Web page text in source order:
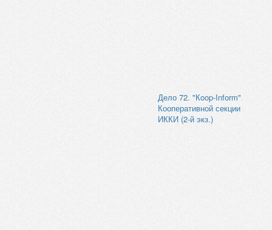
Дело 72. "Кoop-Inform"
Кооперативной секции
ИККИ (2-й экз.)